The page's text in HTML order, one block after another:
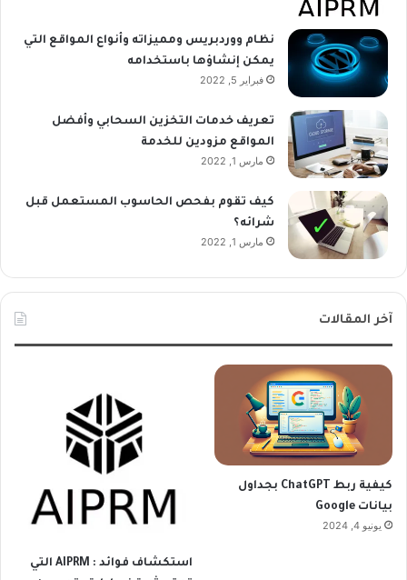
نظام ووردبريس ومميزاته وأنواع المواقع التي
يمكن إنشاؤها باستخدامه
فبراير 5, 2022
تعريف خدمات التخزين السحابي وأفضل
المواقع مزودين للخدمة
مارس 1, 2022
كيف تقوم بفحص الحاسوب المستعمل قبل
شرائه؟
مارس 1, 2022
آخر المقالات
كيفية ربط ChatGPT بجداول
بيانات Google
يونيو 4, 2024
استكشاف فوائد : AIPRM التي